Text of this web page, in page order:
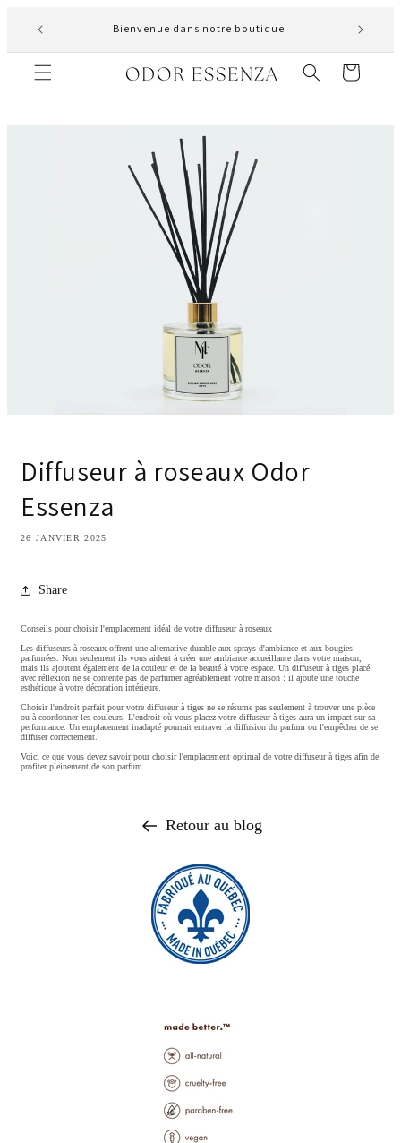
passer
avec Bienvenue dans notre boutique
Panier
Diffuseur à roseaux Odor
Essenza
26 JANVIER 2025
Share
Conseils pour choisir l'emplacement idéal de votre diffuseur à roseaux
Les diffuseurs à roseaux offrent une alternative durable aux sprays d'ambiance et aux bougies
parfumées. Non seulement ils vous aident à créer une ambiance accueillante dans votre maison,
mais ils ajoutent également de la couleur et de la beauté à votre espace. Un diffuseur à tiges placé
avec réflexion ne se contente pas de parfumer agréablement votre maison : il ajoute une touche
esthétique à votre décoration intérieure.
Choisir l'endroit parfait pour votre diffuseur à tiges ne se résume pas seulement à trouver une pièce
ou à coordonner les couleurs. L'endroit où vous placez votre diffuseur à tiges aura un impact sur sa
performance. Un emplacement inadapté pourrait entraver la diffusion du parfum ou l'empêcher de se
diffuser correctement.
Voici ce que vous devez savoir pour choisir l'emplacement optimal de votre diffuseur à tiges afin de
profiter pleinement de son parfum.
Retour au blog